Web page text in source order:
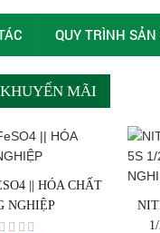
QUY TRÌNH
MÃI
|| HÓA CHẤT
NGHIỆP